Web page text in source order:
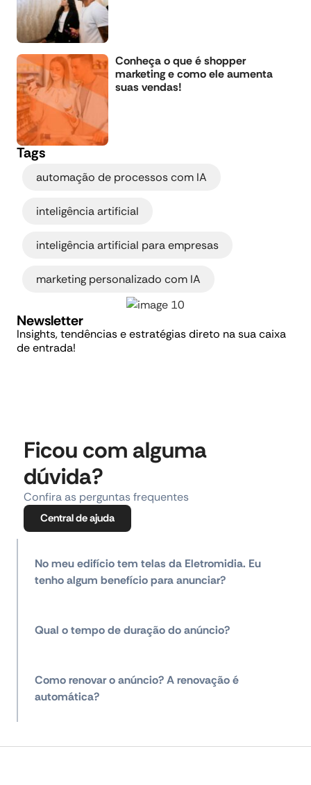
Conheça o que é shopper
marketing e como ele aumenta
suas vendas!
Tags
automação de processos com IA
inteligência artificial
inteligência artificial para empresas
marketing personalizado com IA
Newsletter
Insights, tendências e estratégias direto na sua caixa
de entrada!
Ficou com alguma
dúvida?
Confira as perguntas frequentes
Central de ajuda
No meu edifício tem telas da Eletromidia. Eu
tenho algum benefício para anunciar?
Qual o tempo de duração do anúncio?
Como renovar o anúncio? A renovação é
automática?